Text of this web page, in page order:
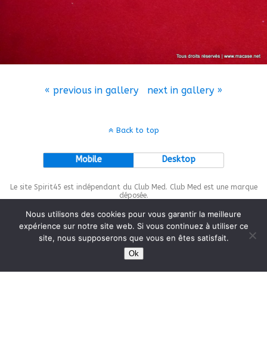
« previous in gallery next in gallery »
Back to top
Mobile Desktop
Le site Spirit45 est indépendant du Club Med. Club Med est une marque
déposée.
This site is protected bywp-copyrightpro.com
Nous utilisons des cookies pour vous garantir la meilleure
expérience sur notre site web. Si vous continuez à utiliser ce
site, nous supposerons que vous en êtes satisfait.
Ok